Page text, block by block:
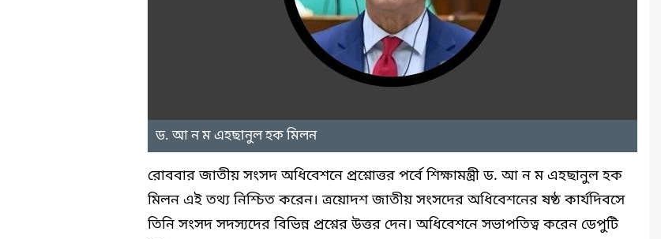
ড. আ ন ম এহছানুল হক মিলন
রোববার জাতীয় সংসদ অধিবেশনে প্রশ্নোত্তর পর্বে শিক্ষামন্ত্রী ড. আ ন ম এহছানুল হক
মিলন এই তথ্য নিশ্চিত করেন। ত্রয়োদশ জাতীয় সংসদের অধিবেশনের ষষ্ঠ কার্যদিবসে
তিনি সংসদ সদস্যদের বিভিন্ন প্রশ্নের উত্তর দেন। অধিবেশনে সভাপতিত্ব করেন ডেপুটি